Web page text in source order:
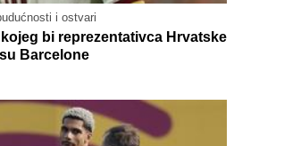
i ostvari
bi reprezentativca Hrvatske
Barcelone